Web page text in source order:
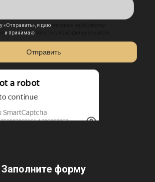
«Отправить», я даю
и принимаю
Заполните форму